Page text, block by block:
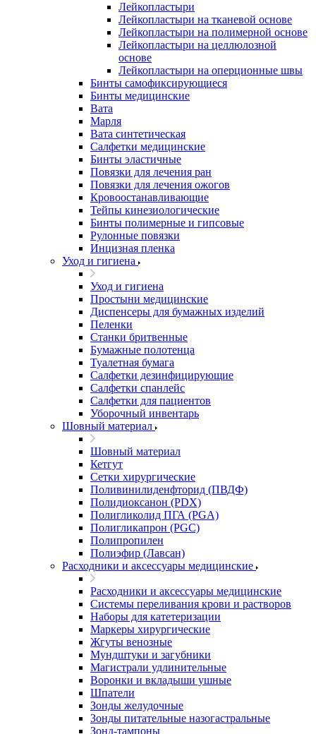
Лейкопластыри
Лейкопластыри на тканевой основе
Лейкопластыри на полимерной основе
Лейкопластыри на целлюлозной
основе
Лейкопластыри на оперционные швы
Бинты самофиксирующиеся
Бинты медицинские
Вата
Марля
Вата синтетическая
Салфетки медицинские
Бинты эластичные
Повязки для лечения ран
Повязки для лечения ожогов
Кровоостанавливающие
Тейпы кинезиологические
Бинты полимерные и гипсовые
Рулонные повязки
Инцизная пленка
Уход и гигиена
Уход и гигиена
Простыни медицинские
Диспенсеры для бумажных изделий
Пеленки
Станки бритвенные
Бумажные полотенца
Туалетная бумага
Салфетки дезинфицирующие
Салфетки спанлейс
Салфетки для пациентов
Уборочный инвентарь
Шовный материал
Шовный материал
Кетгут
Сетки хирургические
Поливинилиденфторид (ПВДФ)
Полидиоксанон (PDX)
Полигликолид ПГА (PGA)
Полигликапрон (PGC)
Полипропилен
Полиэфир (Лавсан)
Расходники и аксессуары медицинские
Расходники и аксессуары медицинские
Системы переливания крови и растворов
Наборы для катетеризации
Маркеры хирургические
Жгуты венозные
Мундштуки и загубники
Магистрали удлинительные
Воронки и вкладыши ушные
Шпатели
Зонды желудочные
Зонды питательные назогастральные
Зонд-тампоны